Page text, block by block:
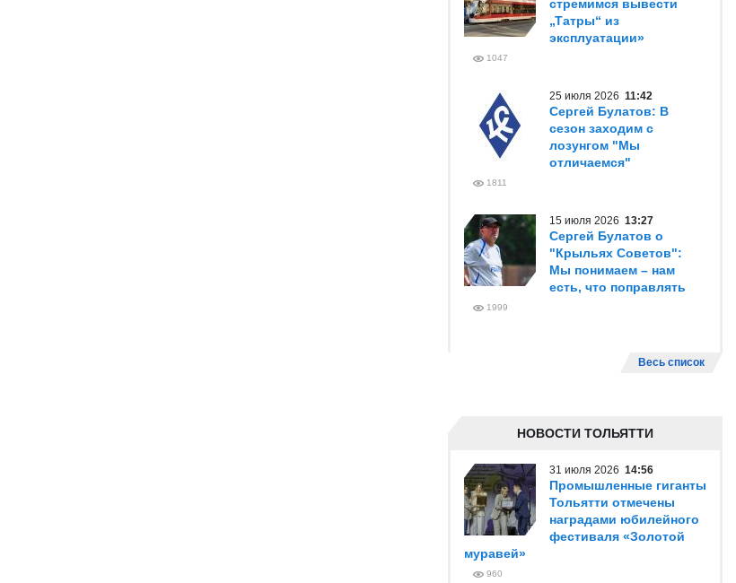
стремимся вывести
„Татры“ из
эксплуатации»
1047
25 июля 2026 11:42
Сергей Булатов: В
сезон заходим с
лозунгом "Мы
отличаемся"
1811
15 июля 2026 13:27
Сергей Булатов о
"Крыльях Советов":
Мы понимаем – нам
есть, что поправлять
1999
Весь список
НОВОСТИ ТОЛЬЯТТИ
31 июля 2026 14:56
Промышленные гиганты
Тольятти отмечены
наградами юбилейного
фестиваля «Золотой
муравей»
960